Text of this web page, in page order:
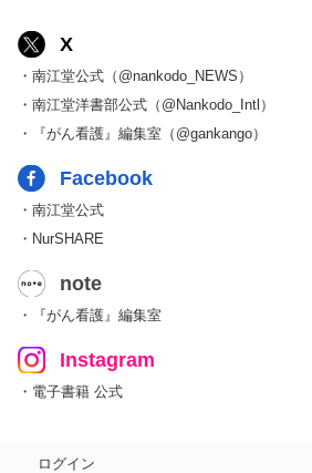
X
・南江堂公式（@nankodo_NEWS）
・南江堂洋書部公式（@Nankodo_Intl）
・『がん看護』編集室（@gankango）
Facebook
・南江堂公式
・NurSHARE
note
・『がん看護』編集室
Instagram
・電子書籍 公式
ログイン